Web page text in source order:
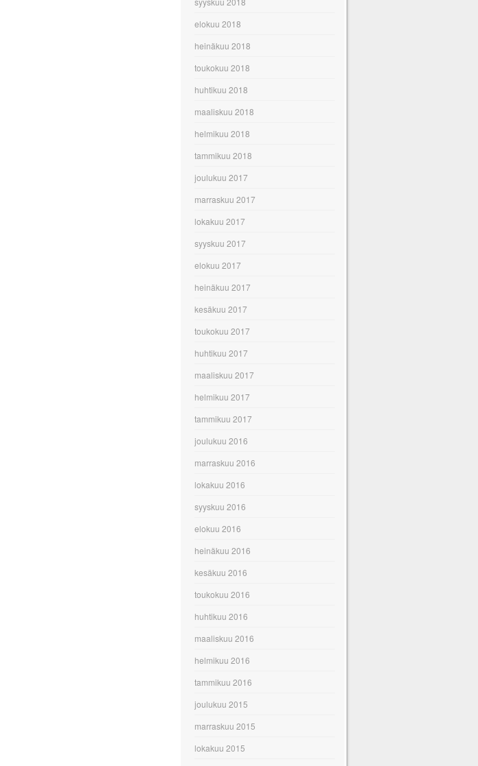
elokuu 2018
heinäkuu 2018
toukokuu 2018
huhtikuu 2018
maaliskuu 2018
helmikuu 2018
tammikuu 2018
joulukuu 2017
marraskuu 2017
lokakuu 2017
syyskuu 2017
elokuu 2017
heinäkuu 2017
kesäkuu 2017
toukokuu 2017
huhtikuu 2017
maaliskuu 2017
helmikuu 2017
tammikuu 2017
joulukuu 2016
marraskuu 2016
lokakuu 2016
syyskuu 2016
elokuu 2016
heinäkuu 2016
kesäkuu 2016
toukokuu 2016
huhtikuu 2016
maaliskuu 2016
helmikuu 2016
tammikuu 2016
joulukuu 2015
marraskuu 2015
lokakuu 2015